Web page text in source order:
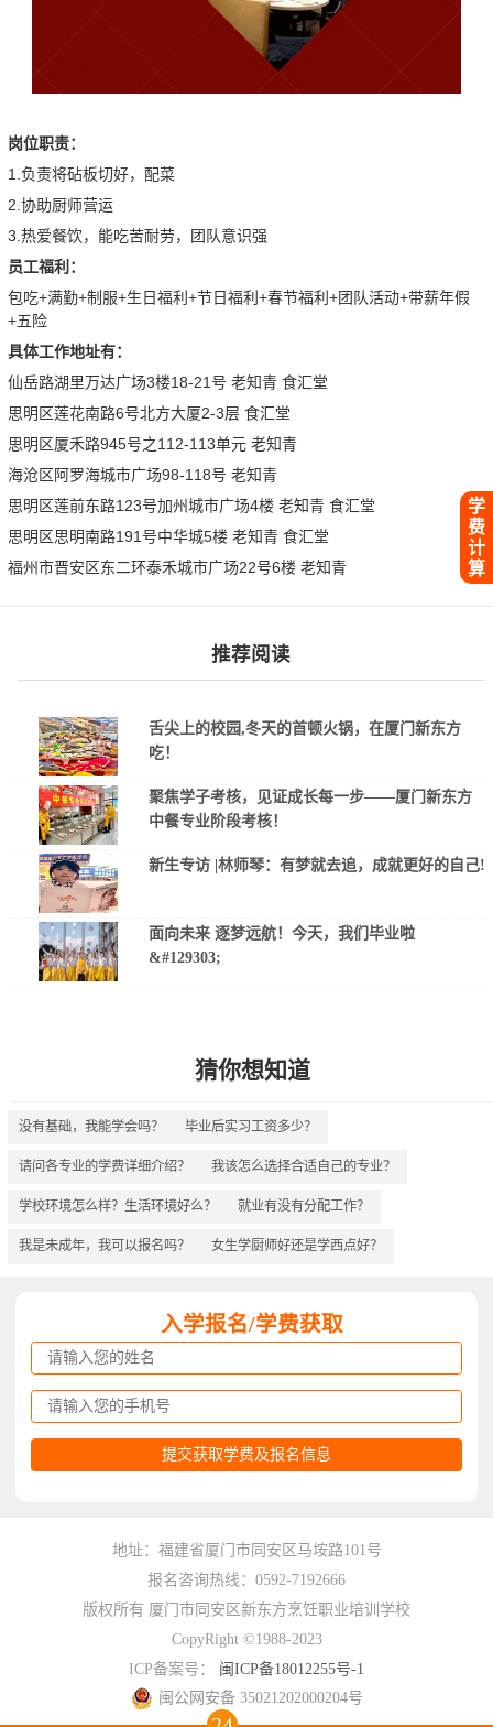
学
费
计
算
岗位职责：
1.负责将砧板切好，配菜
2.协助厨师营运
3.热爱餐饮，能吃苦耐劳，团队意识强
员工福利：
包吃+满勤+制服+生日福利+节日福利+春节福利+团队活动+带薪年假
+五险
具体工作地址有：
仙岳路湖里万达广场3楼18-21号 老知青 食汇堂
思明区莲花南路6号北方大厦2-3层 食汇堂
思明区厦禾路945号之112-113单元 老知青
海沧区阿罗海城市广场98-118号 老知青
思明区莲前东路123号加州城市广场4楼 老知青 食汇堂
思明区思明南路191号中华城5楼 老知青 食汇堂
福州市晋安区东二环泰禾城市广场22号6楼 老知青
推荐阅读
舌尖上的校园,冬天的首顿火锅，在厦门新东方
吃！
聚焦学子考核，见证成长每一步——厦门新东方
中餐专业阶段考核！
新生专访 |林师琴：有梦就去追，成就更好的自己!
面向未来 逐梦远航！今天，我们毕业啦
&#129303;
猜你想知道
没有基础，我能学会吗？ 毕业后实习工资多少？
请问各专业的学费详细介绍？ 我该怎么选择合适自己的专业？
学校环境怎么样？生活环境好么？ 就业有没有分配工作？
我是未成年，我可以报名吗？ 女生学厨师好还是学西点好？
入学报名/学费获取
地址：福建省厦门市同安区马垵路101号
报名咨询热线：0592-7192666
版权所有 厦门市同安区新东方烹饪职业培训学校
CopyRight ©1988-2023
ICP备案号： 闽ICP备18012255号-1
闽公网安备 35021202000204号